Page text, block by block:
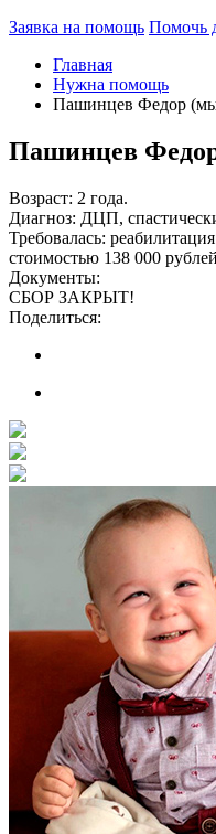
Заявка на помощь Помочь
Главная
Нужна помощь
Пашинцев Федор
Пашинцев
Возраст: 2 года.
Диагноз: ДЦП,
Требовалась:
стоимостью 138 000
Документы:
СБОР ЗАКРЫТ!
Поделиться: